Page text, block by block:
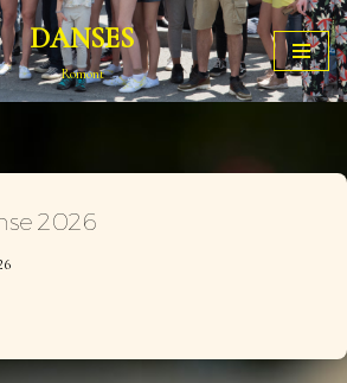
DANSES
Romont
2026